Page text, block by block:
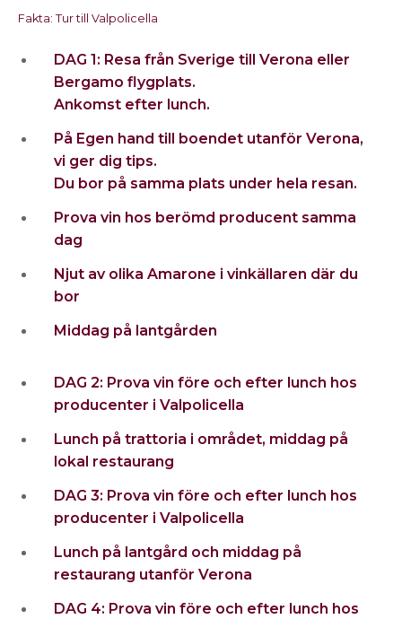
Fakta: Tur till Valpolicella
DAG 1: Resa från Sverige till Verona eller
Bergamo flygplats.
Ankomst efter lunch.
På Egen hand till boendet utanför Verona,
vi ger dig tips.
Du bor på samma plats under hela resan.
Prova vin hos berömd producent samma
dag
Njut av olika Amarone i vinkällaren där du
bor
Middag på lantgården
DAG 2: Prova vin före och efter lunch hos
producenter i Valpolicella
Lunch på trattoria i området, middag på
lokal restaurang
DAG 3: Prova vin före och efter lunch hos
producenter i Valpolicella
Lunch på lantgård och middag på
restaurang utanför Verona
DAG 4: Prova vin före och efter lunch hos